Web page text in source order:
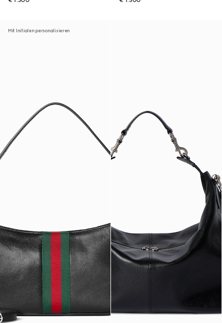
Mit Initialen personalisieren